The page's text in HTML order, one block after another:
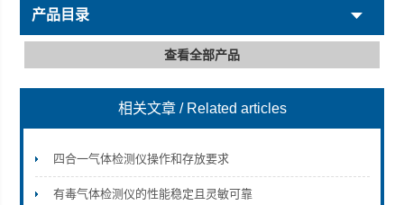
深圳市深博瑞仪器仪表有限公司
产品目录
查看全部产品
相关文章 / Related articles
四合一气体检测仪操作和存放要求
有毒气体检测仪的性能稳定且灵敏可靠